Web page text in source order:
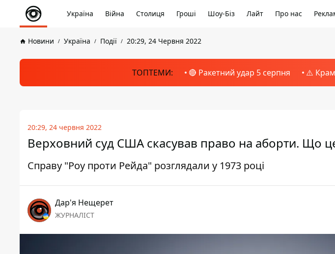
Україна Війна Столиця Гроші Шоу-Біз Лайт Про нас
Новини Україна Події 20:29, 24 Червня 2022
ТОПТЕМИ: 🔴 Ракетний удар 5 серпня ⚠️
20:29, 24 червня 2022
Верховний суд США скасував право на аборти. Що
Справу "Роу проти Рейда" розглядали у 1973 році
Дар'я Нещерет
ЖУРНАЛІСТ